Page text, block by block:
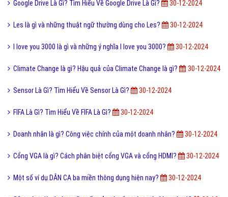
Google Drive Là Gì? Tìm Hiểu Về Google Drive Là Gì? 30-12-2024
Les là gì và những thuật ngữ thường dùng cho Les? 30-12-2024
I love you 3000 là gì và những ý nghĩa I love you 3000? 30-12-2024
Climate Change là gì? Hậu quả của Climate Change là gì? 30-12-2024
Sensor Là Gì? Tìm Hiểu Về Sensor Là Gì? 30-12-2024
FIFA Là Gì? Tìm Hiểu Về FIFA Là Gì? 30-12-2024
Doanh nhân là gì? Công việc chính của một doanh nhân? 30-12-2024
Cổng VGA là gì? Cách phân biệt cổng VGA và cổng HDMI? 30-12-2024
Một số ví dụ DÂN CA ba miền thông dụng hiện nay? 30-12-2024